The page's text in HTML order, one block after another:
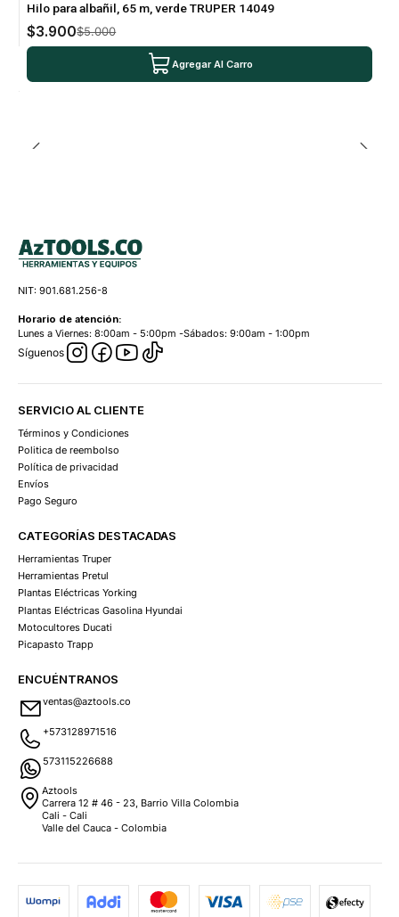
Hilo para albañil, 65 m, verde TRUPER 14049
$3.900$5.000
Agregar Al Carro
NIT: 901.681.256-8
Horario de atención:
Lunes a Viernes: 8:00am - 5:00pm -Sábados: 9:00am - 1:00pm
Síguenos
SERVICIO AL CLIENTE
Términos y Condiciones
Politica de reembolso
Política de privacidad
Envíos
Pago Seguro
CATEGORÍAS DESTACADAS
Herramientas Truper
Herramientas Pretul
Plantas Eléctricas Yorking
Plantas Eléctricas Gasolina Hyundai
Motocultores Ducati
Picapasto Trapp
ENCUÉNTRANOS
ventas@aztools.co
+573128971516
573115226688
Aztools
Carrera 12 # 46 - 23, Barrio Villa Colombia
Cali - Cali
Valle del Cauca - Colombia